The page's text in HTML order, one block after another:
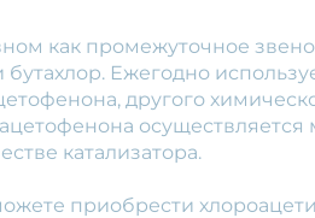
как промежуточное
Ежегодно
другого
катализатора.
приобрести